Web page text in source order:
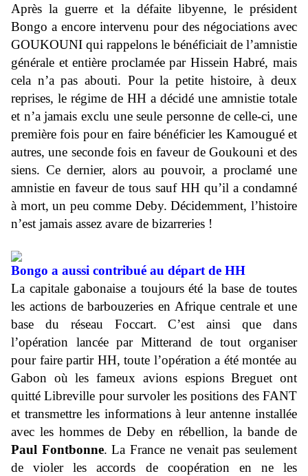
Après la guerre et la défaite libyenne, le président
Bongo a encore intervenu pour des négociations avec
GOUKOUNI qui rappelons le bénéficiait de l’amnistie
générale et entière proclamée par Hissein Habré, mais
cela n’a pas abouti. Pour la petite histoire, à deux
reprises, le régime de HH a décidé une amnistie totale
et n’a jamais exclu une seule personne de celle-ci, une
première fois pour en faire bénéficier les Kamougué et
autres, une seconde fois en faveur de Goukouni et des
siens. Ce dernier, alors au pouvoir, a proclamé une
amnistie en faveur de tous sauf HH qu’il a condamné
à mort, un peu comme Deby. Décidemment, l’histoire
n’est jamais assez avare de bizarreries !
Bongo a aussi contribué au départ de HH
La capitale gabonaise a toujours été la base de toutes
les actions de barbouzeries en Afrique centrale et une
base du réseau Foccart. C’est ainsi que dans
l’opération lancée par Mitterand de tout organiser
pour faire partir HH, toute l’opération a été montée au
Gabon où les fameux avions espions Breguet ont
quitté Libreville pour survoler les positions des FANT
et transmettre les informations à leur antenne installée
avec les hommes de Deby en rébellion, la bande de
Paul Fontbonne. La France ne venait pas seulement
de violer les accords de coopération en ne les